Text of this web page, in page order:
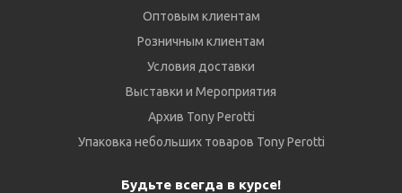
Оптовым клиентам
Розничным клиентам
Условия доставки
Выставки и Мероприятия
Архив Tony Perotti
Упаковка небольших товаров Tony Perotti
Будьте всегда в курсе!